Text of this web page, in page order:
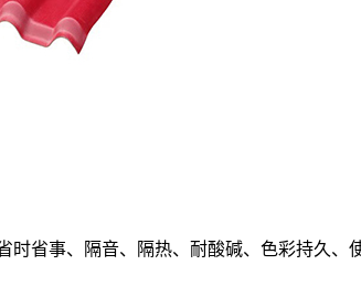
时省事、隔音、隔热、耐酸碱、色彩持久、